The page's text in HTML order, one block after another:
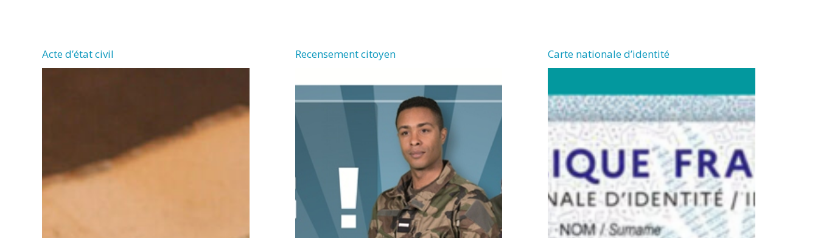
(17460)
Acte d’état civil Recensement citoyen Carte nationale d’identité